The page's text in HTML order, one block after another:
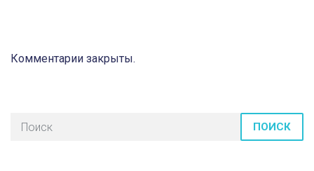
Комментарии закрыты.
ПОИСК